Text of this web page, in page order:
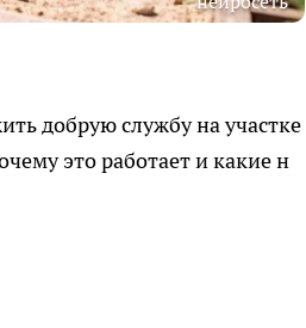
добрую службу на участке
это работает и какие н